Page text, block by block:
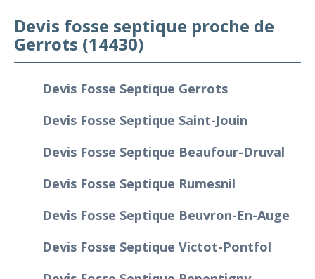
Devis fosse septique proche de
Gerrots (14430)
Devis Fosse Septique Gerrots
Devis Fosse Septique Saint-Jouin
Devis Fosse Septique Beaufour-Druval
Devis Fosse Septique Rumesnil
Devis Fosse Septique Beuvron-En-Auge
Devis Fosse Septique Victot-Pontfol